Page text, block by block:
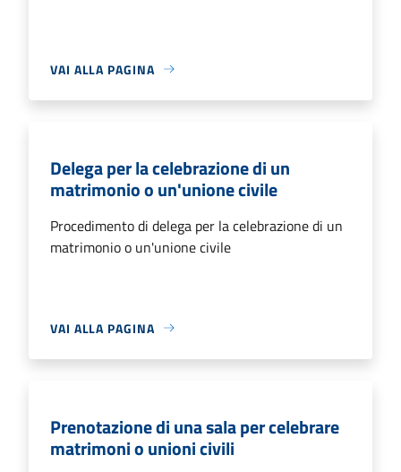
VAI ALLA PAGINA
Delega per la celebrazione di un
matrimonio o un'unione civile
Procedimento di delega per la celebrazione di un
matrimonio o un'unione civile
VAI ALLA PAGINA
Prenotazione di una sala per celebrare
matrimoni o unioni civili